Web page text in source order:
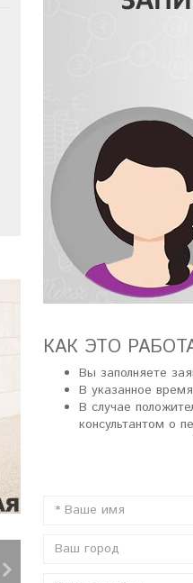
КАК ЭТО
Вы заполняете
В указанное
В случае
консультантом о